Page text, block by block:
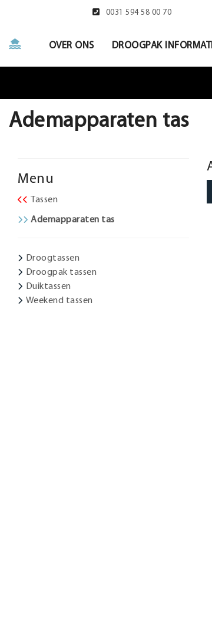
0031 594 58 00 70
OVER ONS DROOGPAK
Ademapparaten tas
Menu
Tassen
Ademapparaten tas
Droogtassen
Droogpak tassen
Duiktassen
Weekend tassen